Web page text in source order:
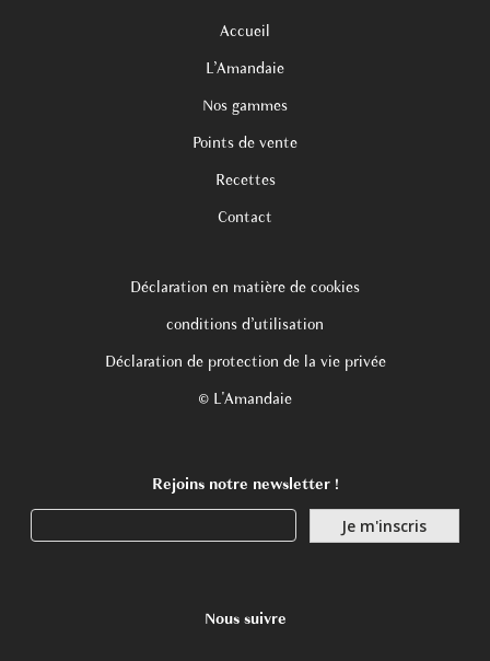
Accueil
L’Amandaie
Nos gammes
Points de vente
Recettes
Contact
Déclaration en matière de cookies
conditions d’utilisation
Déclaration de protection de la vie privée
© L'Amandaie
Rejoins notre newsletter !
Nous suivre